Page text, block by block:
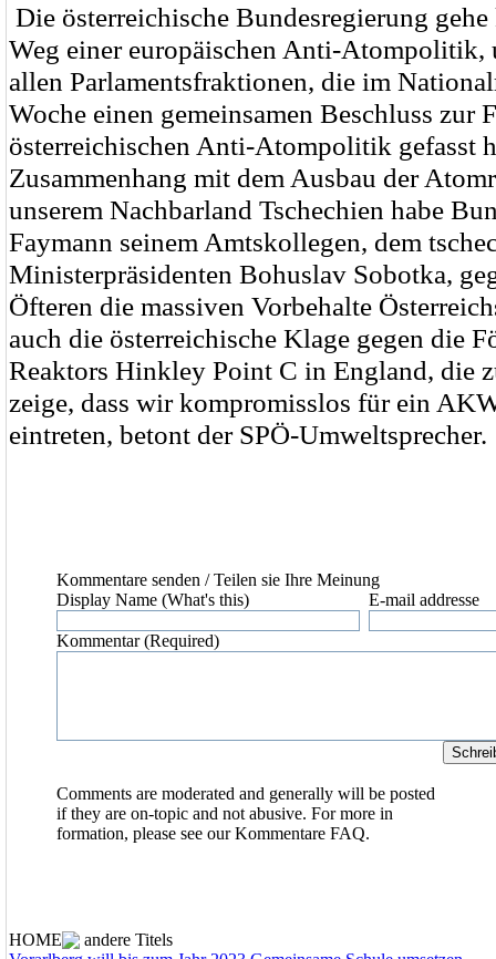
Die österreichische Bundesregierung
Weg einer europäischen Anti-Atompolitik,
allen Parlamentsfraktionen, die im
Woche einen gemeinsamen Beschluss zur
österreichischen Anti-Atompolitik gefasst
Zusammenhang mit dem Ausbau der
unserem Nachbarland Tschechien habe
Faymann seinem Amtskollegen, dem
Ministerpräsidenten Bohuslav Sobotka,
Öfteren die massiven Vorbehalte
auch die österreichische Klage gegen die
Reaktors Hinkley Point C in England, die
zeige, dass wir kompromisslos für ein
eintreten, betont der SPÖ-Umweltsprecher.
Kommentare senden / Teilen sie Ihre Meinung
Display Name (What's this)
E-mail addresse
Kommentar (Required)
Comments are moderated and generally will be posted
if they are on-topic and not abusive. For more in
formation, please see ourKommentare FAQ.
HOME
andere Titels